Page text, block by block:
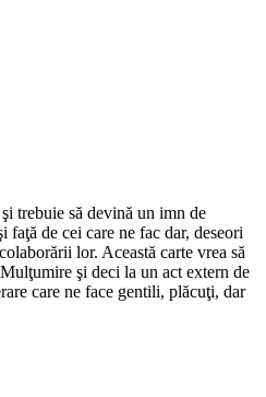
trebuie să devină un imn de
de cei care ne fac dar, deseori
lor. Această carte vrea să
şi deci la un act extern de
care ne face gentili, plăcuţi, dar